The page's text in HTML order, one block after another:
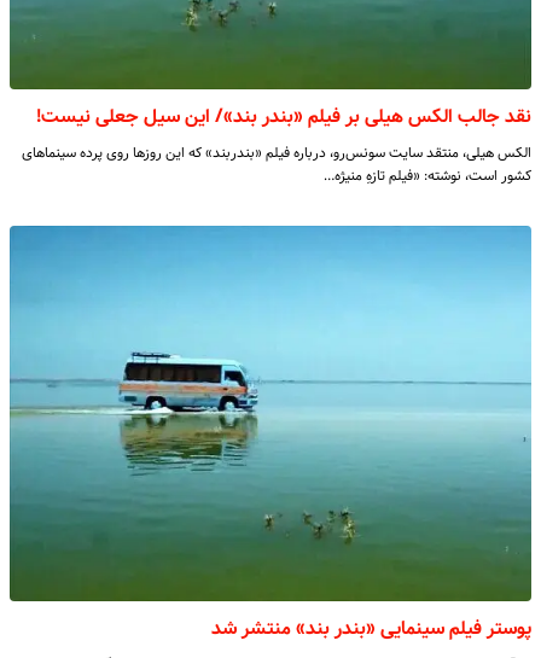
نقد جالب الکس هیلی بر فیلم «بندر بند»/ این سیل جعلی نیست!
الکس هیلی، منتقد سایت سونس‌رو، درباره فیلم «بندربند» که این روزها روی پرده سینماهای
کشور است، نوشته: «فیلم تازهِ منیژه…
پوستر فیلم سینمایی «بندر بند» منتشر شد